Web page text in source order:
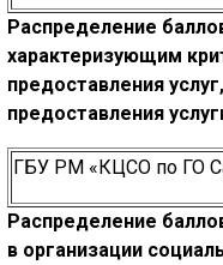
Распределение
характеризующим
предоставления
предоставления
ГБУ РМ «КЦСО по ГО
Распределение
в организации